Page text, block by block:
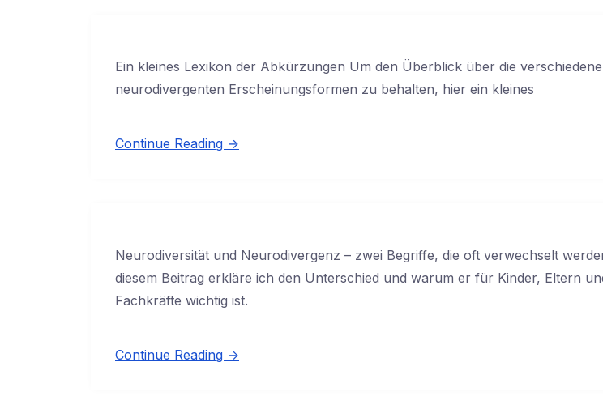
Ein kleines Lexikon der Abkürzungen Um den Überblick über die
neurodivergenten Erscheinungsformen zu behalten, hier ein kleines
Continue Reading →
Neurodiversität und Neurodivergenz – zwei Begriffe, die oft verwechselt
diesem Beitrag erkläre ich den Unterschied und warum er für Kinder, Eltern
Fachkräfte wichtig ist.
Continue Reading →